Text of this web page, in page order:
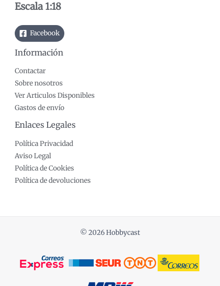
Escala 1:18
Facebook
Información
Contactar
Sobre nosotros
Ver Articulos Disponibles
Gastos de envío
Enlaces Legales
Política Privacidad
Aviso Legal
Política de Cookies
Política de devoluciones
© 2026 Hobbycast